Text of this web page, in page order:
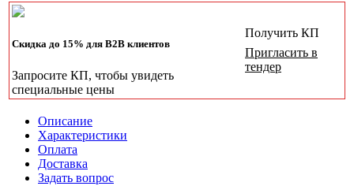
Скидка до 15% для B2B клиентов
Запросите КП, чтобы увидеть
специальные цены
Получить КП
Пригласить в
тендер
Описание
Характеристики
Оплата
Доставка
Задать вопрос